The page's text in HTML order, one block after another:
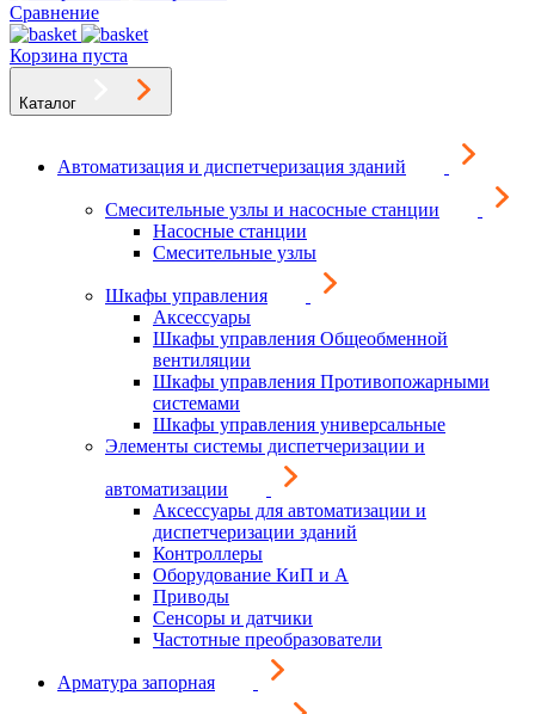
Сравнение
Корзина пуста
Каталог
Автоматизация и диспетчеризация зданий
Смесительные узлы и насосные станции
Насосные станции
Смесительные узлы
Шкафы управления
Аксессуары
Шкафы управления Общеобменной
вентиляции
Шкафы управления Противопожарными
системами
Шкафы управления универсальные
Элементы системы диспетчеризации и
автоматизации
Аксессуары для автоматизации и
диспетчеризации зданий
Контроллеры
Оборудование КиП и А
Приводы
Сенсоры и датчики
Частотные преобразователи
Арматура запорная